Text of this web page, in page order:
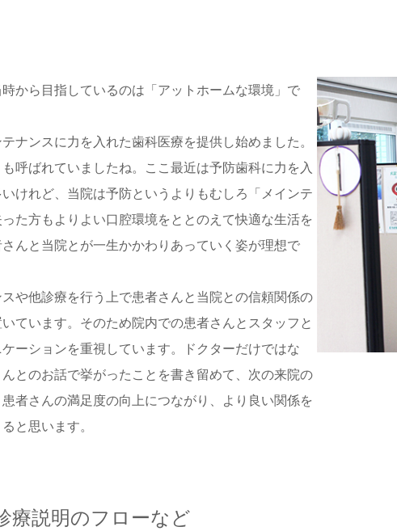
から目指しているのは「アットホームな環境」で
ナンスに力を入れた歯科医療を提供し始めました。
呼ばれていましたね。ここ最近は予防歯科に力を入
けれど、当院は予防というよりもむしろ「メインテ
た方もよりよい口腔環境をととのえて快適な生活を
んと当院とが一生かかわりあっていく姿が理想で
や他診療を行う上で患者さんと当院との信頼関係の
ています。そのため院内での患者さんとスタッフと
ーションを重視しています。ドクターだけではな
とのお話で挙がったことを書き留めて、次の来院の
者さんの満足度の向上につながり、より良い関係を
と思います。
療説明のフローなど